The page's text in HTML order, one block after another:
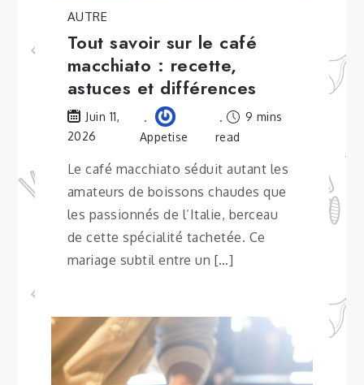
AUTRE
Tout savoir sur le café
macchiato : recette,
astuces et différences
Juin 11,
2026
Appetise
9 mins
read
Le café macchiato séduit autant les
amateurs de boissons chaudes que
les passionnés de l’Italie, berceau
de cette spécialité tachetée. Ce
mariage subtil entre un […]